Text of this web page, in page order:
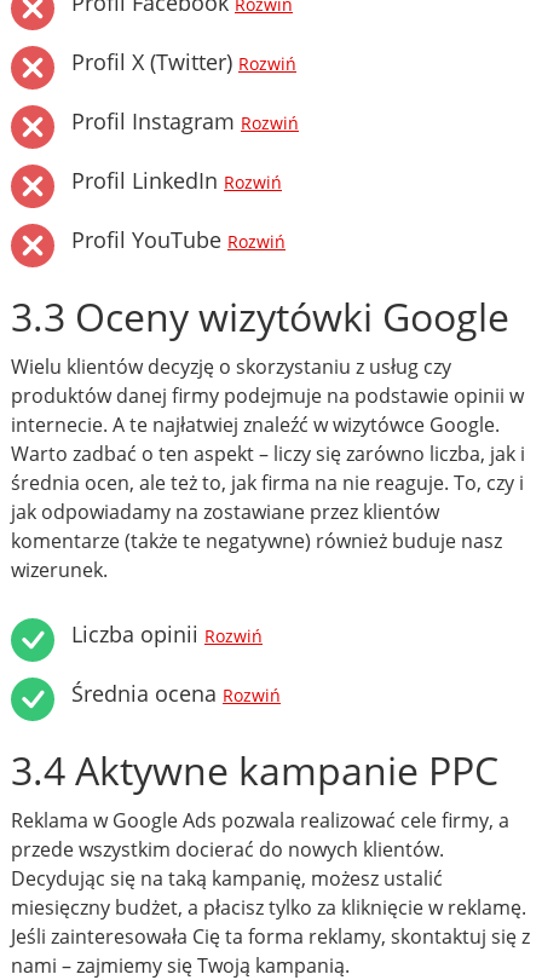
Rozwiń
Profil X (Twitter) Rozwiń
Profil Instagram Rozwiń
Profil LinkedIn Rozwiń
Profil YouTube Rozwiń
3.3 Oceny wizytówki Google
Wielu klientów decyzję o skorzystaniu z usług czy
produktów danej firmy podejmuje na podstawie opinii w
internecie. A te najłatwiej znaleźć w wizytówce Google.
Warto zadbać o ten aspekt – liczy się zarówno liczba, jak i
średnia ocen, ale też to, jak firma na nie reaguje. To, czy i
jak odpowiadamy na zostawiane przez klientów
komentarze (także te negatywne) również buduje nasz
wizerunek.
Liczba opinii Rozwiń
Średnia ocena Rozwiń
3.4 Aktywne kampanie PPC
Reklama w Google Ads pozwala realizować cele firmy, a
przede wszystkim docierać do nowych klientów.
Decydując się na taką kampanię, możesz ustalić
miesięczny budżet, a płacisz tylko za kliknięcie w reklamę.
Jeśli zainteresowała Cię ta forma reklamy, skontaktuj się z
nami – zajmiemy się Twoją kampanią.